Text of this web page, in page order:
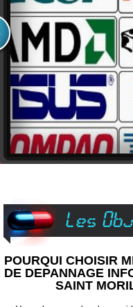
POURQUI CHOISIR
DE DEPANNAGE
SAINT